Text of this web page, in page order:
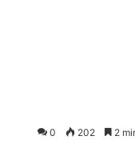
0 202 2